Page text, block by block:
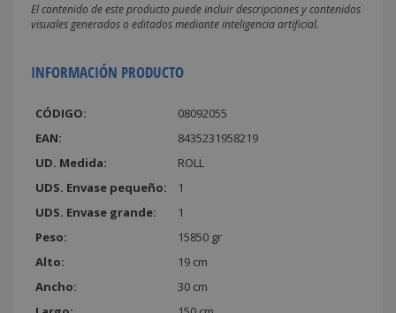
El contenido de este producto puede incluir descripciones y contenidos
visuales generados o editados mediante inteligencia artificial.
INFORMACIÓN PRODUCTO
CÓDIGO:
08092055
EAN:
8435231958219
UD. Medida:
ROLL
UDS. Envase pequeño:
1
UDS. Envase grande:
1
Peso:
15850 gr
Alto:
19 cm
Ancho:
30 cm